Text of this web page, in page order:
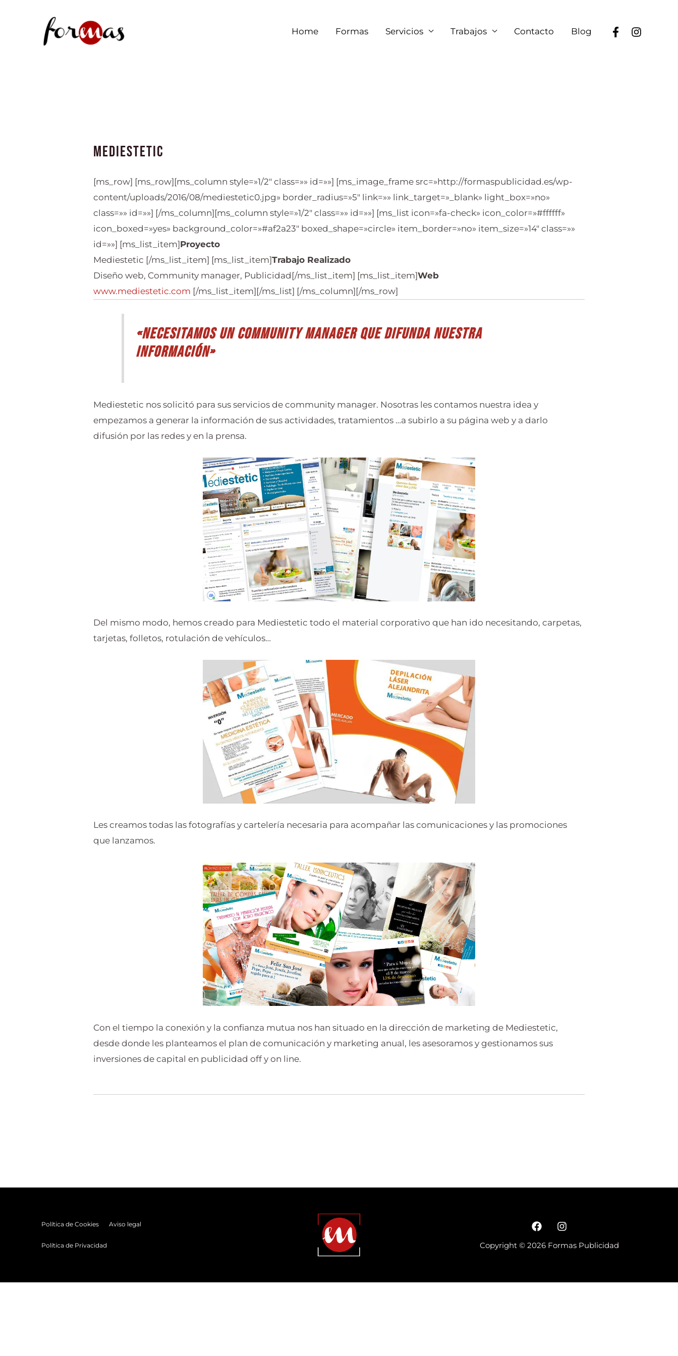
contenido
Home Formas Servicios Trabajos Contacto Blog
MEDIESTETIC
[ms_row] [ms_row][ms_column style=»1/2″ class=»» id=»»] [ms_image_frame src=»http://formaspublicidad.es/wp-
content/uploads/2016/08/mediestetic0.jpg» border_radius=»5″ link=»» link_target=»_blank» light_box=»no»
class=»» id=»»] [/ms_column][ms_column style=»1/2″ class=»» id=»»] [ms_list icon=»fa-check» icon_color=»#ffffff»
icon_boxed=»yes» background_color=»#af2a23″ boxed_shape=»circle» item_border=»no» item_size=»14″ class=»»
id=»»] [ms_list_item]Proyecto
Mediestetic [/ms_list_item] [ms_list_item]Trabajo Realizado
Diseño web, Community manager, Publicidad[/ms_list_item] [ms_list_item]Web
www.mediestetic.com [/ms_list_item][/ms_list] [/ms_column][/ms_row]
«Necesitamos un community manager que difunda nuestra
información»
Mediestetic nos solicitó para sus servicios de community manager. Nosotras les contamos nuestra idea y
empezamos a generar la información de sus actividades, tratamientos …a subirlo a su página web y a darlo
difusión por las redes y en la prensa.
Del mismo modo, hemos creado para Mediestetic todo el material corporativo que han ido necesitando, carpetas,
tarjetas, folletos, rotulación de vehículos…
Les creamos todas las fotografías y cartelería necesaria para acompañar las comunicaciones y las promociones
que lanzamos.
Con el tiempo la conexión y la confianza mutua nos han situado en la dirección de marketing de Mediestetic,
desde donde les planteamos el plan de comunicación y marketing anual, les asesoramos y gestionamos sus
inversiones de capital en publicidad off y on line.
Política de Cookies Aviso legal
Política de Privacidad Copyright © 2026 Formas Publicidad